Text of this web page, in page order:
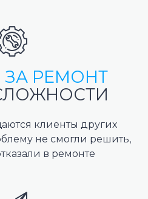
ЗА РЕМОНТ
клиенты других
не смогли решить,
в ремонте